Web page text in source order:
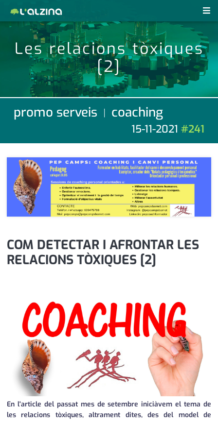
notícies
últimes notícies
activitats
agenda
economia
empresa
entrevista
esports
opinió
política
reportatge
salut
serveis
societat
urbanisme
revistes pdf
anunciants
subscripció
contacte
farmàcies
telèfons
Les relacions tòxiques
[2]
promo serveis | coaching
15-11-2021 #241
COM DETECTAR I AFRONTAR LES
RELACIONS TÒXIQUES [2]
En l'article del passat mes de setembre iniciàvem el tema de
les relacions tòxiques, altrament dites, des del model de